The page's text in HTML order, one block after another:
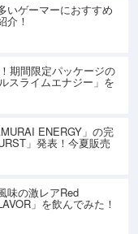
いゲーマーにおすすめ
介！
期間限定パッケージの
スライムエナジー」を
ENERGY」の完
」発表！今夏販売
味の激レアRed
」を飲んでみた！